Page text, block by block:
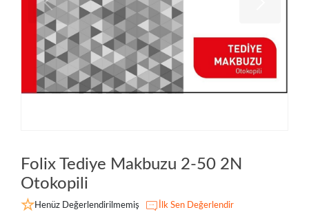
Folix Tediye Makbuzu 2-50 2N
Otokopili
Henüz Değerlendirilmemiş İlk Sen Değerlendir